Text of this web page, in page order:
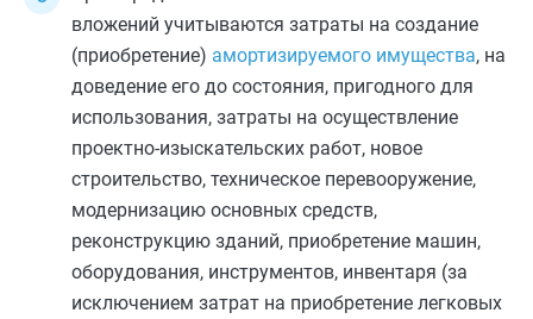
вложений учитываются затраты на создание
(приобретение) амортизируемого имущества, на
доведение его до состояния, пригодного для
использования, затраты на осуществление
проектно-изыскательских работ, новое
строительство, техническое перевооружение,
модернизацию основных средств,
реконструкцию зданий, приобретение машин,
оборудования, инструментов, инвентаря (за
исключением затрат на приобретение легковых